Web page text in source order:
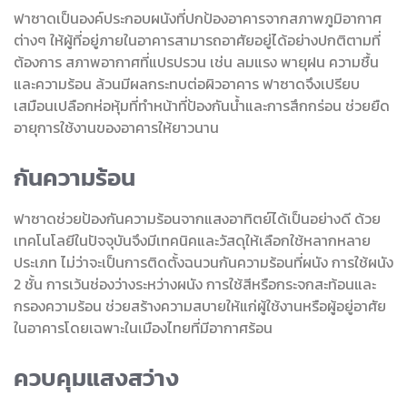
ฟาซาดเป็นองค์ประกอบผนังที่ปกป้องอาคารจากสภาพภูมิอากาศ
ต่างๆ ให้ผู้ที่อยู่ภายในอาคารสามารถอาศัยอยู่ได้อย่างปกติตามที่
ต้องการ สภาพอากาศที่แปรปรวน เช่น ลมแรง พายุฝน ความชื้น
และความร้อน ล้วนมีผลกระทบต่อผิวอาคาร ฟาซาดจึงเปรียบ
เสมือนเปลือกห่อหุ้มที่ทำหน้าที่ป้องกันน้ำและการสึกกร่อน ช่วยยืด
อายุการใช้งานของอาคารให้ยาวนาน
กันความร้อน
ฟาซาดช่วยป้องกันความร้อนจากแสงอาทิตย์ได้เป็นอย่างดี ด้วย
เทคโนโลยีในปัจจุบันจึงมีเทคนิคและวัสดุให้เลือกใช้หลากหลาย
ประเภท ไม่ว่าจะเป็นการติดตั้งฉนวนกันความร้อนที่ผนัง การใช้ผนัง
2 ชั้น การเว้นช่องว่างระหว่างผนัง การใช้สีหรือกระจกสะท้อนและ
กรองความร้อน ช่วยสร้างความสบายให้แก่ผู้ใช้งานหรือผู้อยู่อาศัย
ในอาคารโดยเฉพาะในเมืองไทยที่มีอากาศร้อน
ควบคุมแสงสว่าง